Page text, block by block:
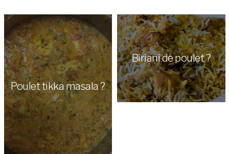
Poulet tikka masala ?
Biriani de poulet ?